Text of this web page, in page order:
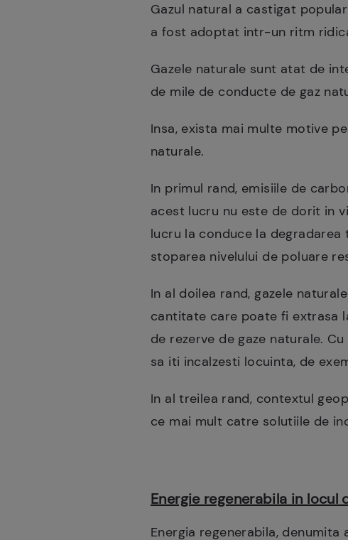
Gazul natural a castigat
a fost adoptat intr-un ritm
Gazele naturale sunt atat de
de mile de conducte de gaz
Insa, exista mai multe motive
naturale.
In primul rand, emisiile de
acest lucru nu este de dorit in
lucru la conduce la
stoparea nivelului de poluare
In al doilea rand, gazele
cantitate care poate fi extrasa
de rezerve de gaze naturale.
sa iti incalzesti locuinta, de
In al treilea rand, contextul
ce mai mult catre solutiile de
Energie regenerabila in
Energia regenerabila,